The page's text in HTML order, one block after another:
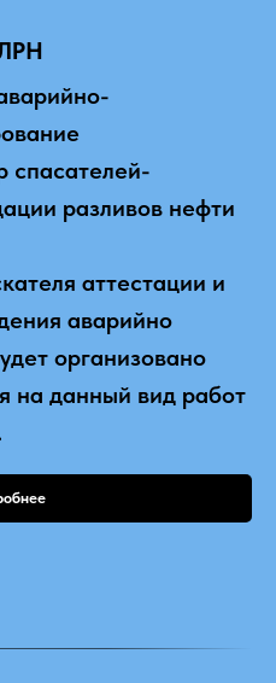
спасателей-
разливов нефти
аттестации и
аварийно
организовано
на данный вид работ